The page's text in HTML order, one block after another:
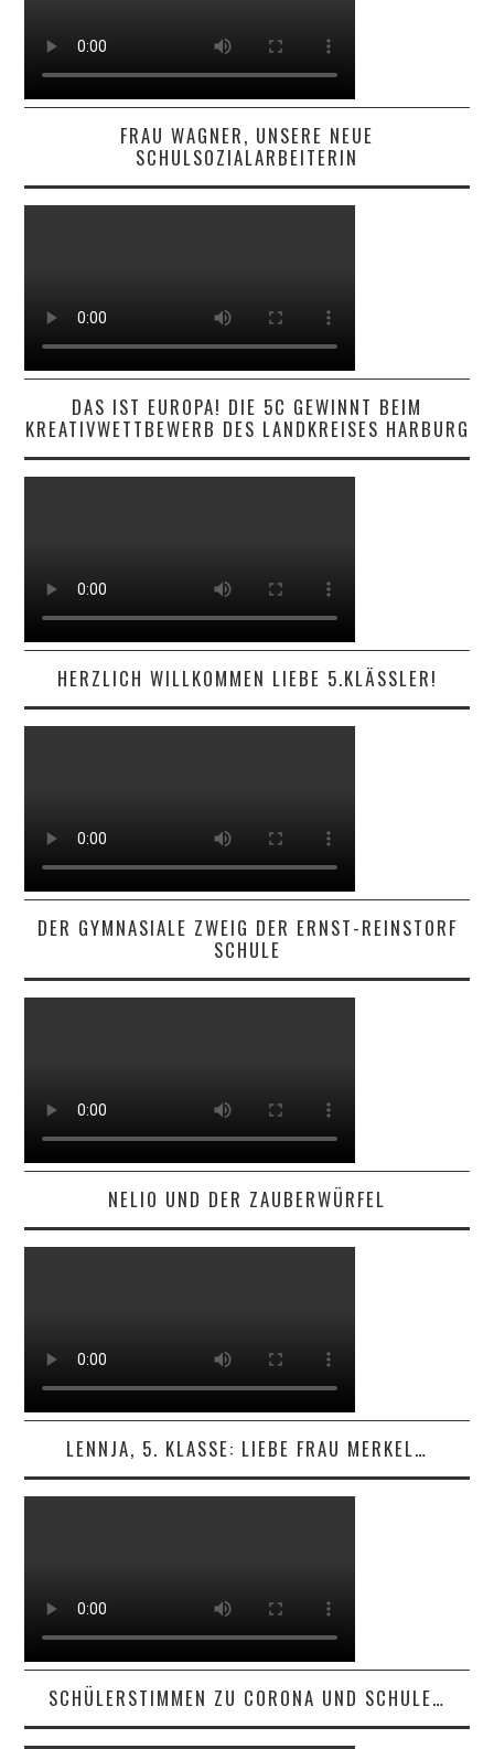
FRAU WAGNER, UNSERE NEUE
SCHULSOZIALARBEITERIN
DAS IST EUROPA! DIE 5C GEWINNT BEIM
KREATIVWETTBEWERB DES LANDKREISES HARBURG
HERZLICH WILLKOMMEN LIEBE 5.KLÄSSLER!
DER GYMNASIALE ZWEIG DER ERNST-REINSTORF
SCHULE
NELIO UND DER ZAUBERWÜRFEL
LENNJA, 5. KLASSE: LIEBE FRAU MERKEL…
SCHÜLERSTIMMEN ZU CORONA UND SCHULE…